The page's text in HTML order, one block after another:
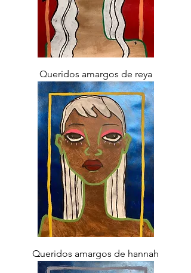
Queridos amargos de reya
Queridos amargos de hannah